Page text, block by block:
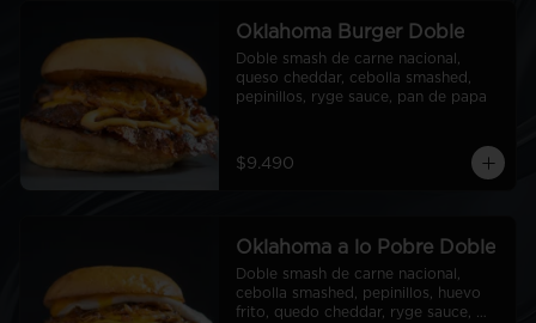
Oklahoma Burger Doble
Doble smash de carne nacional,
queso cheddar, cebolla smashed,
pepinillos, ryge sauce, pan de papa
$9.490
Oklahoma a lo Pobre Doble
Doble smash de carne nacional,
cebolla smashed, pepinillos, huevo
frito, quedo cheddar, ryge sauce,